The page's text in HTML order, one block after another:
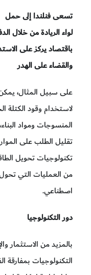
تسعى فنلندا إلى حمل
لواء الريادة من خلال
باقتصاد يركز على
والقضاء على الهدر
على سبيل المثال،
لاستخدام وقود الكتلة
المنسوجات ومواد
تقليل الطلب على
من العمليات التي تحول
اصطناعي.
دور التكنولوجيا
بالمزيد من الاستثمار
التكنولوجيات بمفارقة